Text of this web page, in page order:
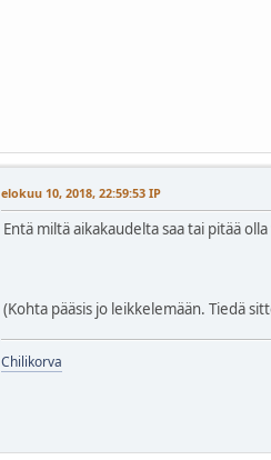
elokuu 10, 2018, 22:59:53 IP
Entä miltä aikakaudelta saa tai pitää
(Kohta pääsis jo leikkelemään. Tiedä
Chilikorva